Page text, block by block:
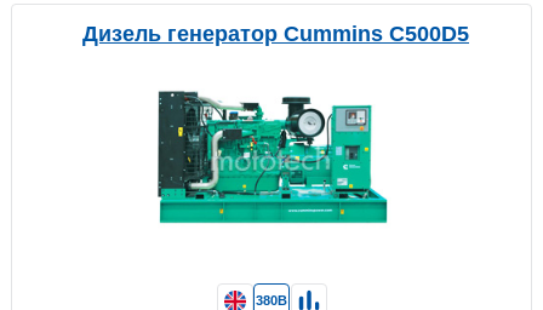
Дизель генератор Cummins C500D5
380В